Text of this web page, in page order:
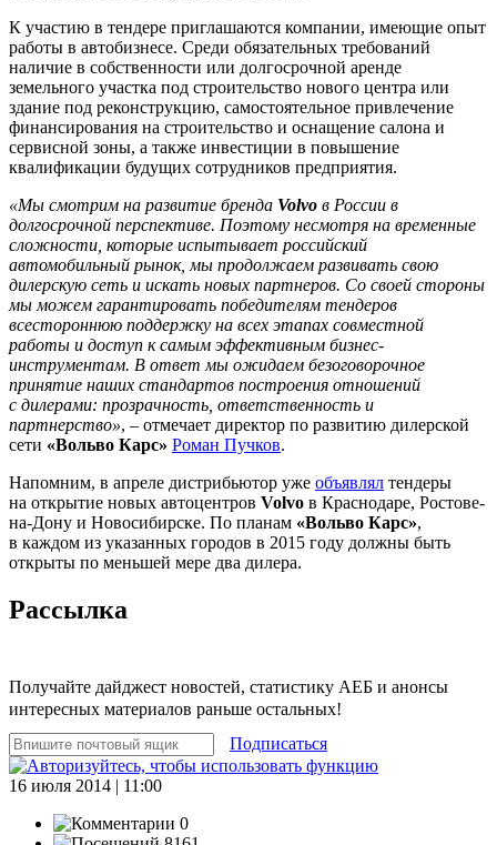
К участию в тендере приглашаются компании, имеющие опыт
работы в автобизнесе. Среди обязательных требований
наличие в собственности или долгосрочной аренде
земельного участка под строительство нового центра или
здание под реконструкцию, самостоятельное привлечение
финансирования на строительство и оснащение салона и
сервисной зоны, а также инвестиции в повышение
квалификации будущих сотрудников предприятия.
«Мы смотрим на развитие бренда Volvo в России в
долгосрочной перспективе. Поэтому несмотря на временные
сложности, которые испытывает российский
автомобильный рынок, мы продолжаем развивать свою
дилерскую сеть и искать новых партнеров. Со своей стороны
мы можем гарантировать победителям тендеров
всестороннюю поддержку на всех этапах совместной
работы и доступ к самым эффективным бизнес-
инструментам. В ответ мы ожидаем безоговорочное
принятие наших стандартов построения отношений
с дилерами: прозрачность, ответственность и
партнерство», – отмечает директор по развитию дилерской
сети «Вольво Карс» Роман Пучков.
Напомним, в апреле дистрибьютор уже объявлял тендеры
на открытие новых автоцентров Volvo в Краснодаре, Ростове-
на-Дону и Новосибирске. По планам «Вольво Карс»,
в каждом из указанных городов в 2015 году должны быть
открыты по меньшей мере два дилера.
Рассылка
Получайте дайджест новостей, статистику АЕБ и анонсы
интересных материалов раньше остальных!
Подписаться
16 июля 2014 | 11:00
0